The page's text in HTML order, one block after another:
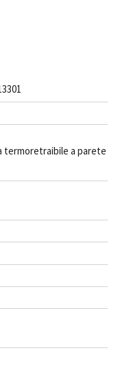
termoretraibile a parete